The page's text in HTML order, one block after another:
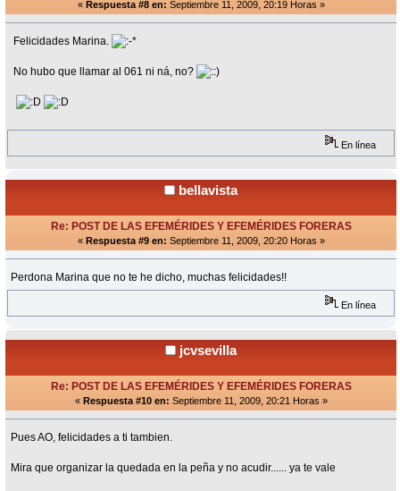
« Respuesta #8 en: Septiembre 11, 2009, 20:19 Horas »
Felicidades Marina.
No hubo que llamar al 061 ni ná, no?
En línea
bellavista
Re: POST DE LAS EFEMÉRIDES Y EFEMÉRIDES FORERAS
« Respuesta #9 en: Septiembre 11, 2009, 20:20 Horas »
Perdona Marina que no te he dicho, muchas felicidades!!
En línea
jcvsevilla
Re: POST DE LAS EFEMÉRIDES Y EFEMÉRIDES FORERAS
« Respuesta #10 en: Septiembre 11, 2009, 20:21 Horas »
Pues AO, felicidades a ti tambien.
Mira que organizar la quedada en la peña y no acudir...... ya te vale